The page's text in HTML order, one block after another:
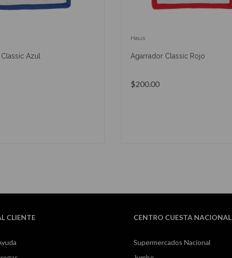
Azul
Haus
Agarrador Classic Rojo
$200.00
CLIENTE CENTRO CUESTA NACIONAL
Supermercados Nacional